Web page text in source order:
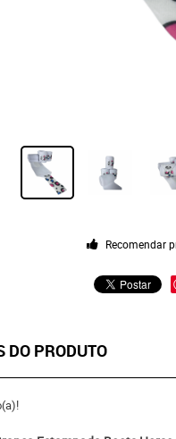
Recomendar
DO PRODUTO